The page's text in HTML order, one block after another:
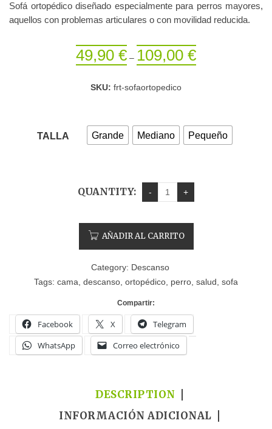
Sofá ortopédico diseñado especialmente para perros mayores,
aquellos con problemas articulares o con movilidad reducida.
49,90 € – 109,00 €
SKU: frt-sofaortopedico
TALLA Grande Mediano Pequeño
QUANTITY:
AÑADIR AL CARRITO
Category: Descanso
Tags: cama descanso ortopédico perro salud sofa
Compartir:
Facebook X
Telegram
WhatsApp
Correo electrónico
DESCRIPTION
INFORMACIÓN ADICIONAL